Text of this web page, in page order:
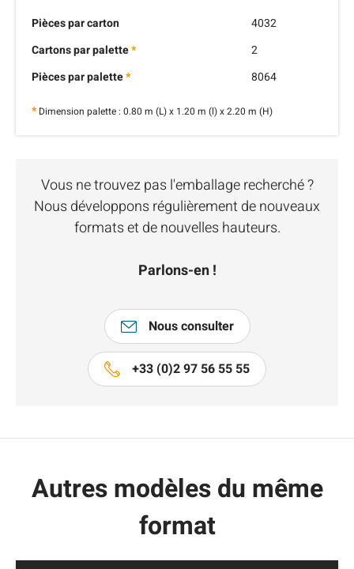
Pièces par carton
4032
Cartons par palette*
2
Pièces par palette* 8064
*Dimension palette : 0.80 m (L) x 1.20 m (l) x 2.20 m (H)
Vous ne trouvez pas l'emballage recherché ?
Nous développons régulièrement de nouveaux
formats et de nouvelles hauteurs.
Parlons-en !
Nous consulter
+33 (0)2 97 56 55 55
Autres modèles du même
format